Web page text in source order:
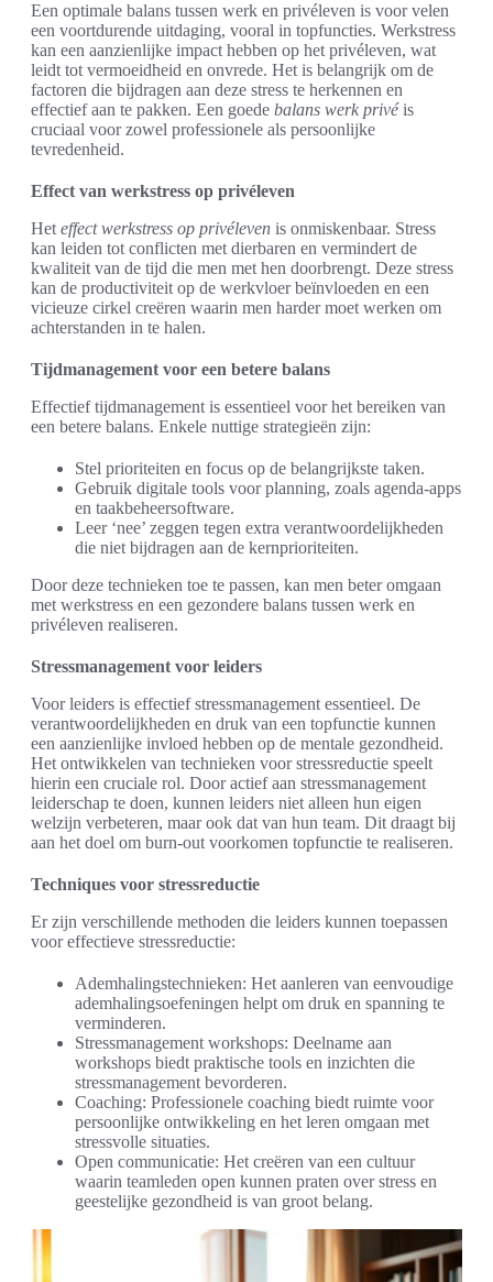
Een optimale balans tussen werk en privéleven is voor velen
een voortdurende uitdaging, vooral in topfuncties. Werkstress
kan een aanzienlijke impact hebben op het privéleven, wat
leidt tot vermoeidheid en onvrede. Het is belangrijk om de
factoren die bijdragen aan deze stress te herkennen en
effectief aan te pakken. Een goede balans werk privéis
cruciaal voor zowel professionele als persoonlijke
tevredenheid.
Effect van werkstress op privéleven
Het effect werkstress op privéleven is onmiskenbaar. Stress
kan leiden tot conflicten met dierbaren en vermindert de
kwaliteit van de tijd die men met hen doorbrengt. Deze stress
kan de productiviteit op de werkvloer beïnvloeden en een
vicieuze cirkel creëren waarin men harder moet werken om
achterstanden in te halen.
Tijdmanagement voor een betere balans
Effectief tijdmanagement is essentieel voor het bereiken van
een betere balans. Enkele nuttige strategieën zijn:
Stel prioriteiten en focus op de belangrijkste taken.
Gebruik digitale tools voor planning, zoals agenda-apps
en taakbeheersoftware.
Leer ‘nee’ zeggen tegen extra verantwoordelijkheden
die niet bijdragen aan de kernprioriteiten.
Door deze technieken toe te passen, kan men beter omgaan
met werkstress en een gezondere balans tussen werk en
privéleven realiseren.
Stressmanagement voor leiders
Voor leiders is effectief stressmanagement essentieel. De
verantwoordelijkheden en druk van een topfunctie kunnen
een aanzienlijke invloed hebben op de mentale gezondheid.
Het ontwikkelen van technieken voor stressreductie speelt
hierin een cruciale rol. Door actief aan stressmanagement
leiderschap te doen, kunnen leiders niet alleen hun eigen
welzijn verbeteren, maar ook dat van hun team. Dit draagt bij
aan het doel om burn-out voorkomen topfunctie te realiseren.
Techniques voor stressreductie
Er zijn verschillende methoden die leiders kunnen toepassen
voor effectieve stressreductie:
Ademhalingstechnieken: Het aanleren van eenvoudige
ademhalingsoefeningen helpt om druk en spanning te
verminderen.
Stressmanagement workshops: Deelname aan
workshops biedt praktische tools en inzichten die
stressmanagement bevorderen.
Coaching: Professionele coaching biedt ruimte voor
persoonlijke ontwikkeling en het leren omgaan met
stressvolle situaties.
Open communicatie: Het creëren van een cultuur
waarin teamleden open kunnen praten over stress en
geestelijke gezondheid is van groot belang.